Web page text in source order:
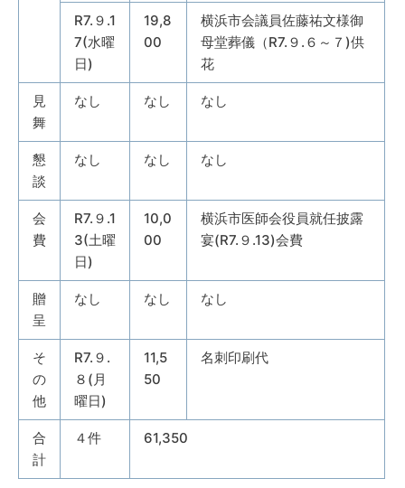
R7.９.1
7(水曜
日)
19,8
00
横浜市会議員佐藤祐文様御
母堂葬儀（R7.９.６～７)供
花
見
舞
なし なし なし
懇
談
なし なし なし
会
費
R7.９.1
3(土曜
日)
10,0
00
横浜市医師会役員就任披露
宴(R7.９.13)会費
贈
呈
なし なし なし
そ
の
他
R7.９.
８(月
曜日)
11,5
50
名刺印刷代
合
計
４件 61,350